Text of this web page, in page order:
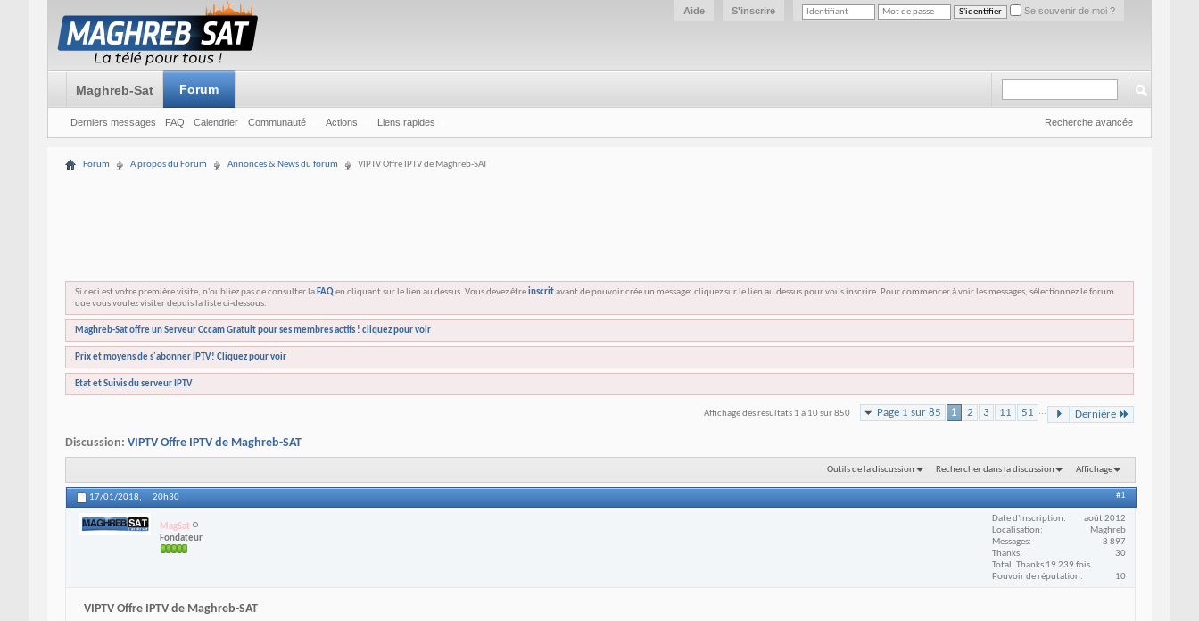
Se souvenir de moi ?
S'inscrire
Aide
Maghreb-Sat Forum
Derniers messages FAQ Calendrier Communauté Actions Liens rapides Recherche avancée
Forum A propos du Forum Annonces & News du forum VIPTV Offre IPTV de Maghreb-SAT
Si ceci est votre première visite, n'oubliez pas de consulter la FAQen cliquant sur le lien au dessus. Vous devez êtreinscritavant de pouvoir crée un message: cliquez sur le lien au dessus pour vous inscrire. Pour commencer à voir les messages, sélectionnez le forum
que vous voulez visiter depuis la liste ci-dessous.
Maghreb-Sat offre un Serveur Cccam Gratuit pour ses membres actifs ! cliquez pour voir
Prix et moyens de s'abonner IPTV! Cliquez pour voir
Etat et Suivis du serveur IPTV
Page 1 sur 85 1 2 3 11 51 ... Dernière
Affichage des résultats 1 à 10 sur 850
Discussion: VIPTV Offre IPTV de Maghreb-SAT
Outils de la discussion Rechercher dans la discussion Affichage
17/01/2018, 20h30 #1
MagSat
Fondateur
Date d'inscription
août 2012
Localisation
Maghreb
Messages
8 897
Thanks
30
Total, Thanks 19 239 fois
Pouvoir de réputation
10
VIPTV Offre IPTV de Maghreb-SAT